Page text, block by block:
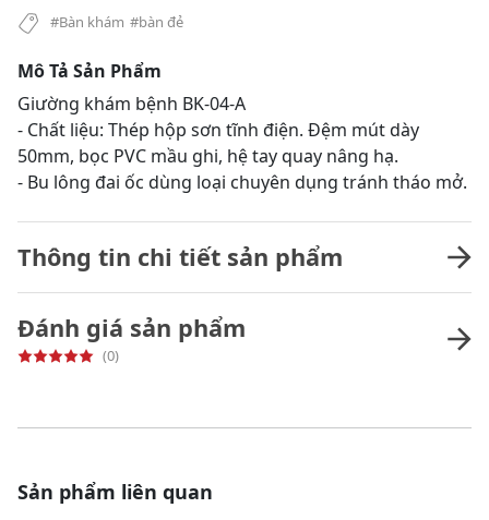
#Bàn khám #bàn đẻ
Mô Tả Sản Phẩm
Giường khám bệnh BK-04-A
- Chất liệu: Thép hộp sơn tĩnh điện. Đệm mút dày
50mm, bọc PVC mầu ghi, hệ tay quay nâng hạ.
- Bu lông đai ốc dùng loại chuyên dụng tránh tháo mở.
Thông tin chi tiết sản phẩm
Đánh giá sản phẩm
(0)
Sản phẩm liên quan